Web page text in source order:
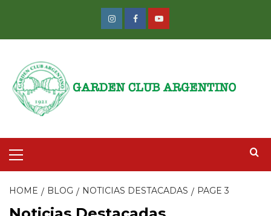
Instagram
FacebookYoutube
Menu
HOME BLOG NOTICIAS DESTACADAS PAGE 3